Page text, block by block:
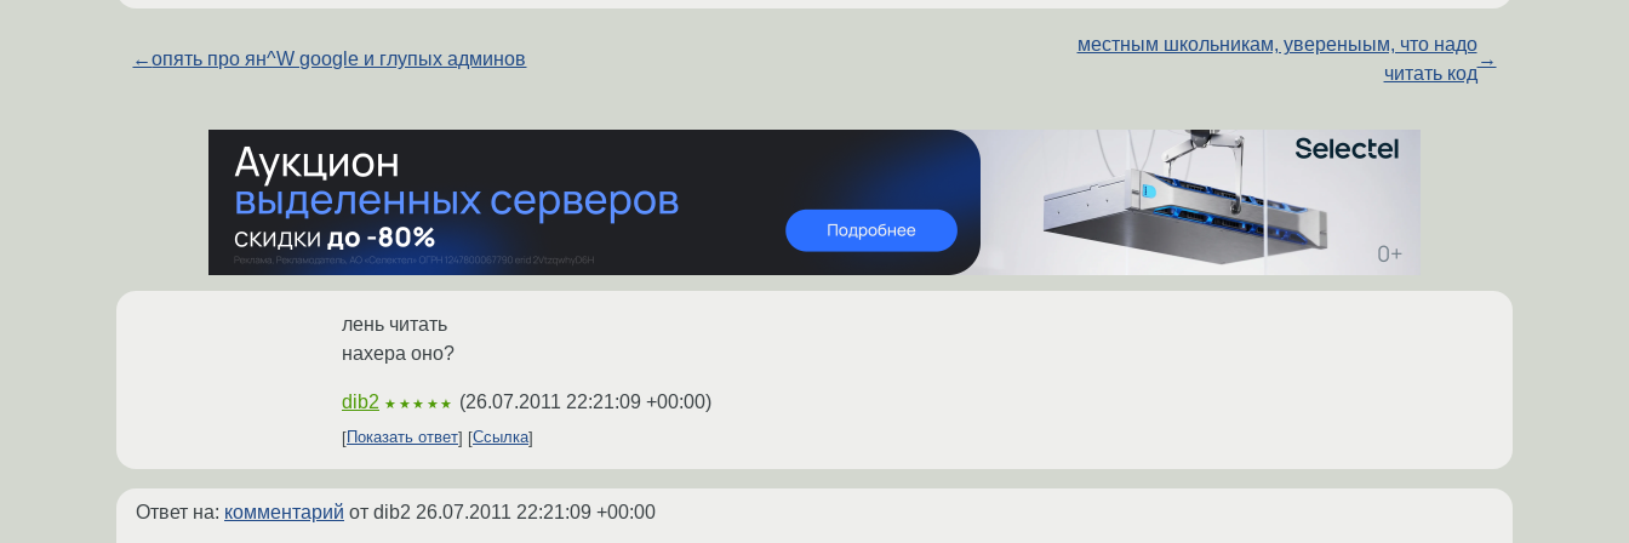
←опять про ян^W google и глупых админов
местным школьникам, увереныым, что надо
читать код
→
лень читать
нахера оно?
dib2 ★★★★★ (26.07.2011 22:21:09 +00:00)
Показать ответ Ссылка
Ответ на: комментарий от dib2 26.07.2011 22:21:09 +00:00